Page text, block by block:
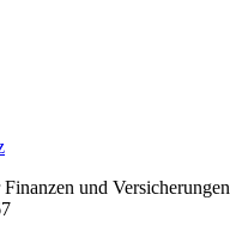
und Versicherungen